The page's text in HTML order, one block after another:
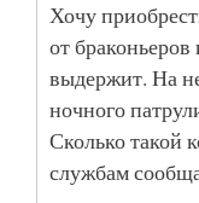
Хочу
от
выдержит. На
ночного
Сколько такой
службам